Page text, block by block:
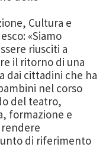
Cultura e
«Siamo
riusciti a
il ritorno di una
dai cittadini che ha
nel corso
del teatro,
formazione e
di riferimento